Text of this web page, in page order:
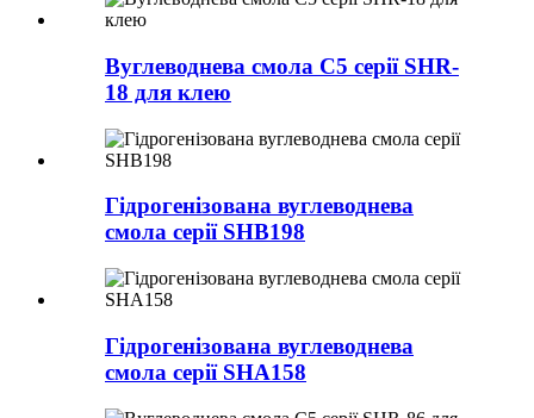
Вуглеводнева смола C5 серії SHR-
18 для клею
Гідрогенізована вуглеводнева
смола серії SHB198
Гідрогенізована вуглеводнева
смола серії SHA158